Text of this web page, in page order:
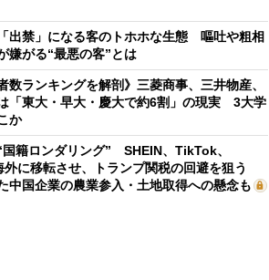
出禁」になる客のトホホな生態 嘔吐や粗相
嫌がる“最悪の客”とは
数ランキングを解剖》三菱商事、三井物産、
「東大・早大・慶大で約6割」の現実 3大学
か
籍ロンダリング” SHEIN、TikTok、
に移転させ、トランプ関税の回避を狙う
中国企業の農業参入・土地取得への懸念も